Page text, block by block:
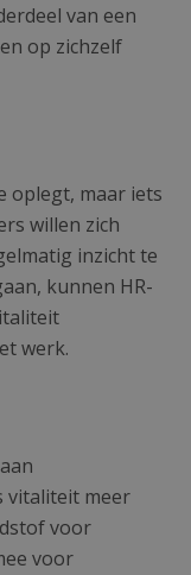
van een
op zichzelf
oplegt, maar iets
willen zich
inzicht te
kunnen HR-
werk.
vitaliteit meer
voor
voor